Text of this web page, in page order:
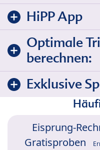
HiPP App
Optimale
berechnen:
Exklusive
Eisprung-
Gratisproben